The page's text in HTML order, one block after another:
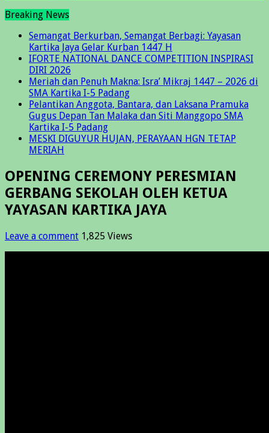
Breaking News
Semangat Berkurban, Semangat Berbagi: Yayasan
Kartika Jaya Gelar Kurban 1447 H
IFORTE NATIONAL DANCE COMPETITION INSPIRASI
DIRI 2026
Meriah dan Penuh Makna: Isra’ Mikraj 1447 – 2026 di
SMA Kartika I-5 Padang
Pelantikan Anggota, Bantara, dan Laksana Pramuka
Gugus Depan Tan Malaka dan Siti Manggopo SMA
Kartika I-5 Padang
MESKI DIGUYUR HUJAN, PERAYAAN HGN TETAP
MERIAH
OPENING CEREMONY PERESMIAN
GERBANG SEKOLAH OLEH KETUA
YAYASAN KARTIKA JAYA
Leave a comment 1,825 Views